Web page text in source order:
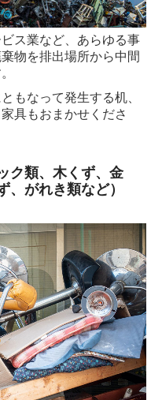
ス業など、あらゆる事
物を排出場所から中間
もなって発生する机、
具もおまかせくださ
ク類、木くず、金
、がれき類など）